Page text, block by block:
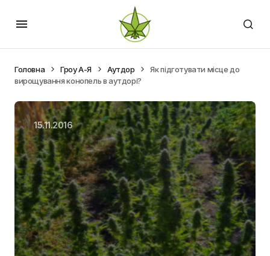
Головна Гроу А-Я Аутдор
Як підготувати місце до
вирощування конопель в аутдорі?
15.11.2016